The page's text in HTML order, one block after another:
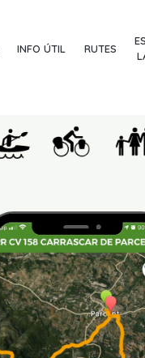
INFO ÚTIL RUTES